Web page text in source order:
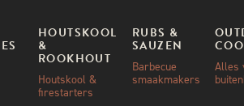
HOUTSKOOL
&
ROOKHOUT
Houtskool &
firestarters
RUBS &
SAUZEN
Barbecue
smaakmakers
Alles
DAY –